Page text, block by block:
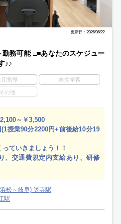
更新日：2026/06/22
務可能 □■あなたのスケジュー
♪♪
団指導 自立学習
その他
～￥3,500
授業90分2200円+前後給10分19
ていきましょう！！
、交通費規定内支給あり、研修
松～岐阜) 笠寺駅
駅